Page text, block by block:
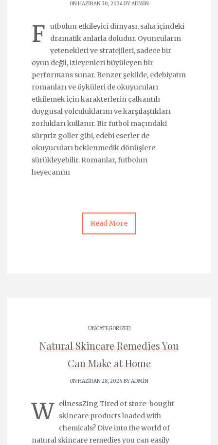
ON HAZIRAN 30, 2024 BYADMIN
F
utbolun etkileyici dünyası, saha içindeki
dramatik anlarla doludur. Oyuncuların
yetenekleri ve stratejileri, sadece bir
oyun değil, izleyenleri büyüleyen bir
performans sunar. Benzer şekilde, edebiyatın
romanları ve öyküleri de okuyucuları
etkilemek için karakterlerin çalkantılı
duygusal yolculuklarını ve karşılaştıkları
zorlukları kullanır. Bir futbol maçındaki
sürpriz goller gibi, edebi eserler de
okuyucuları beklenmedik dönüşlere
sürükleyebilir. Romanlar, futbolun
heyecanını
Read More
UNCATEGORIZED
Natural Skincare Remedies You
Can Make at Home
ON HAZIRAN 28, 2024 BYADMIN
W
ellnessZing Tired of store-bought
skincare products loaded with
chemicals? Dive into the world of
natural skincare remedies you can easily